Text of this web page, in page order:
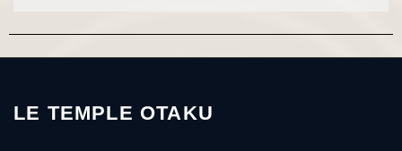
LE TEMPLE OTAKU